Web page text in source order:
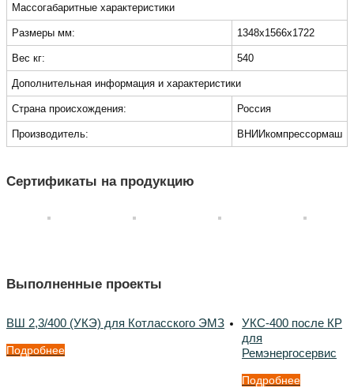
Массогабаритные характеристики
Размеры мм: 1348x1566x1722
Вес кг: 540
Дополнительная информация и характеристики
Страна происхождения: Россия
Производитель: ВНИИкомпрессормаш
Сертификаты на продукцию
Выполненные проекты
ВШ 2,3/400 (УКЭ) для Котласского ЭМЗ
Подробнее
УКС-400 после КР
для
Ремэнергосервис
Подробнее